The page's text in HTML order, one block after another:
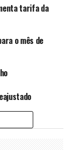
tarifa da
o mês de